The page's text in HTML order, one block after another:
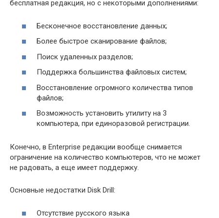
бесплатная редакция, но с некоторыми дополнениями:
Бесконечное восстановление данных;
Более быстрое сканирование файлов;
Поиск удаленных разделов;
Поддержка большинства файловых систем;
Восстановление огромного количества типов
файлов;
Возможность установить утилиту на 3
компьютера, при единоразовой регистрации.
Конечно, в Enterprise редакции вообще снимается
ограничение на количество компьютеров, что не может
не радовать, а еще имеет поддержку.
Основные недостатки Disk Drill:
Отсутствие русского языка